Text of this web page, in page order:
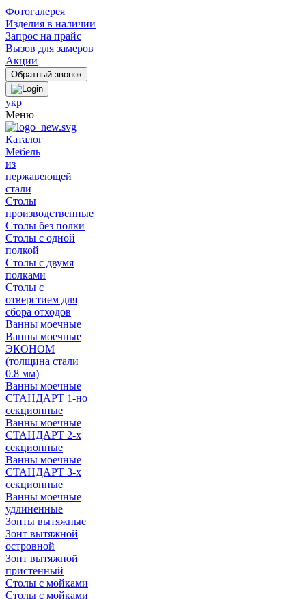
Фотогалерея
Изделия в наличии
Запрос на прайс
Вызов для замеров
Акции
укр
Меню
Каталог
Мебель
из
нержавеющей
стали
Столы
производственные
Столы без полки
Столы с одной
полкой
Столы с двумя
полками
Столы с
отверстием для
сбора отходов
Ванны моечные
Ванны моечные
ЭКОНОМ
(толщина стали
0.8 мм)
Ванны моечные
СТАНДАРТ 1-но
секционные
Ванны моечные
СТАНДАРТ 2-х
секционные
Ванны моечные
СТАНДАРТ 3-х
секционные
Ванны моечные
удлиненные
Зонты вытяжные
Зонт вытяжной
островной
Зонт вытяжной
пристенный
Столы с мойками
Столы с мойками